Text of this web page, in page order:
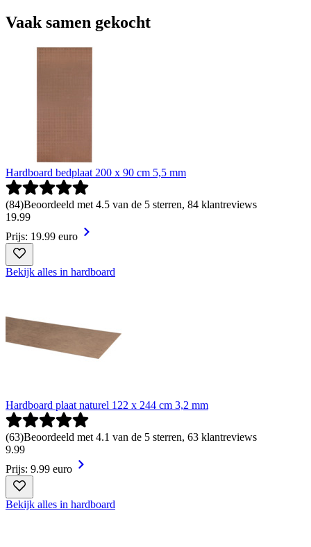
Vaak samen gekocht
Hardboard bedplaat 200 x 90 cm 5,5 mm
(84)Beoordeeld met 4.5 van de 5 sterren, 84 klantreviews
19.99
Prijs: 19.99 euro
Bekijk alles in hardboard
Hardboard plaat naturel 122 x 244 cm 3,2 mm
(63)Beoordeeld met 4.1 van de 5 sterren, 63 klantreviews
9.99
Prijs: 9.99 euro
Bekijk alles in hardboard